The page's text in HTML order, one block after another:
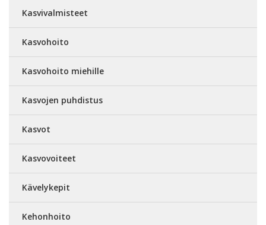
Kasvivalmisteet
Kasvohoito
Kasvohoito miehille
Kasvojen puhdistus
Kasvot
Kasvovoiteet
Kävelykepit
Kehonhoito